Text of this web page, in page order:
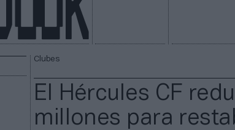
Clubes
El Hércules CF
millones para